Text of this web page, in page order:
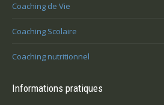
Coaching de Vie
Coaching Scolaire
Coaching nutritionnel
Informations pratiques